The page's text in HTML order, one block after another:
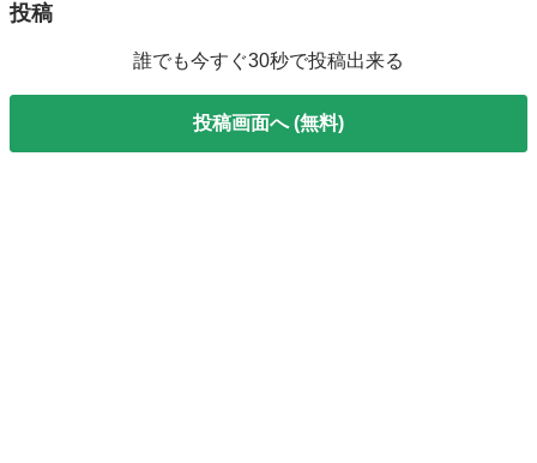
投稿
誰でも今すぐ30秒で投稿出来る
投稿画面へ (無料)